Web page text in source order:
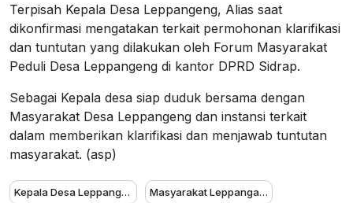
Terpisah Kepala Desa Leppangeng, Alias saat
dikonfirmasi mengatakan terkait permohonan klarifikasi
dan tuntutan yang dilakukan oleh Forum Masyarakat
Peduli Desa Leppangeng di kantor DPRD Sidrap.
Sebagai Kepala desa siap duduk bersama dengan
Masyarakat Desa Leppangeng dan instansi terkait
dalam memberikan klarifikasi dan menjawab tuntutan
masyarakat. (asp)
Kepala Desa Leppangeng Masyarakat Leppangang